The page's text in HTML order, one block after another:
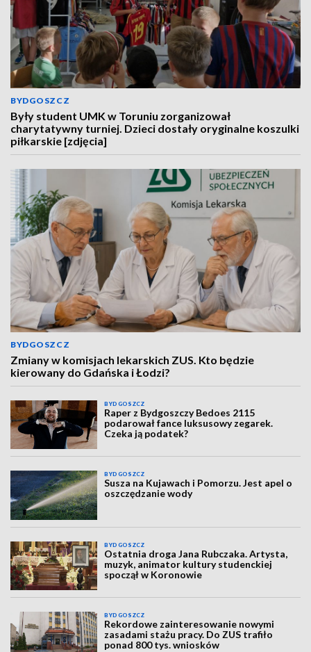
BYDGOSZCZ
Były student UMK w Toruniu zorganizował
charytatywny turniej. Dzieci dostały oryginalne koszulki
piłkarskie [zdjęcia]
BYDGOSZCZ
Zmiany w komisjach lekarskich ZUS. Kto będzie
kierowany do Gdańska i Łodzi?
BYDGOSZCZ
Raper z Bydgoszczy Bedoes 2115
podarował fance luksusowy zegarek.
Czeka ją podatek?
BYDGOSZCZ
Susza na Kujawach i Pomorzu. Jest apel o
oszczędzanie wody
BYDGOSZCZ
Ostatnia droga Jana Rubczaka. Artysta,
muzyk, animator kultury studenckiej
spoczął w Koronowie
BYDGOSZCZ
Rekordowe zainteresowanie nowymi
zasadami stażu pracy. Do ZUS trafiło
ponad 800 tys. wniosków